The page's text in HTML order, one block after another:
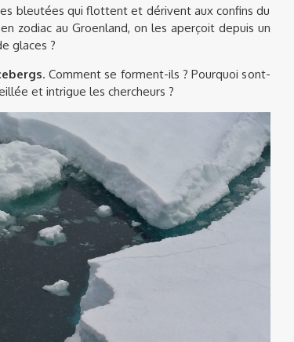
bleutées qui flottent et dérivent aux confins du
zodiac au Groenland, on les aperçoit depuis un
glaces ?
. Comment se forment-ils ? Pourquoi sont-
et intrigue les chercheurs ?